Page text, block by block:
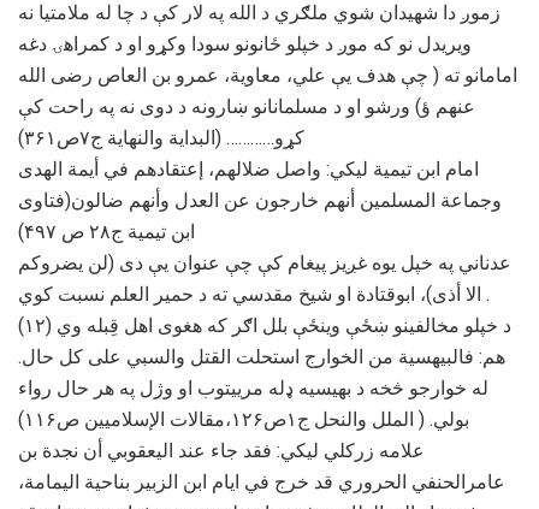
زموږ دا شهیدان شوي ملګري د الله په لار کې د چا له ملامتیا نه
ویریدل نو که موږ د خپلو ځانونو سودا وکړو او د کمراهۍ دغه
امامانو ته ( چې هدف یې علي، معاویة، عمرو بن العاص رضی الله
عنهم ؤ) ورشو او د مسلمانانو ښارونه د دوی نه په راحت کې
کړو………… (البدایة والنهایة ج۷ص۳۶۱)
امام ابن تیمیة لیکي: واصل ضلالهم، إعتقادهم في أيمة الهدى
وجماعة المسلمين أنهم خارجون عن العدل وأنهم ضالون(فتاوى
ابن تيمية ج۲۸ ص ۴۹۷)
عدناني په خپل یوه غږیز پیغام کې چې عنوان یې دی (لن یضروکم
الا أذی)، ابوقتادة او شیخ مقدسي ته د حمیر العلم نسبت کوي .
(۱۲) د خپلو مخالفینو ښځې وینځې بلل اګر که هغوی اهل قِبله وي
هم: فالبیهسیة من الخوارج استحلت القتل والسبي علی کل حال.
له خوارجو څخه د بهیسیه ډله مرییتوب او وژل په هر حال رواء
بولي. ( الملل والنحل ج۱ص۱۲۶،مقالات الإسلامیین ص۱۱۶)
علامه زرکلي لیکي: فقد جاء عند الیعقوبي أن نجدة بن
عامرالحنفي الحروري قد خرج في ایام ابن الزبیر بناحیة الیمامة،